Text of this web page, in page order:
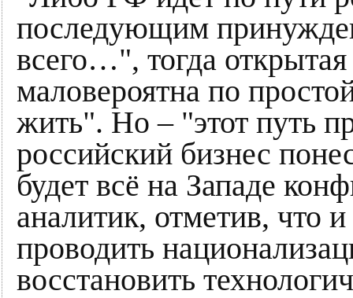
последующим
всего…", тогда
маловероятна по
жить". Но – "этот путь
российский бизнес
будет всё на Западе
аналитик, отметив, что
проводить
восстановить